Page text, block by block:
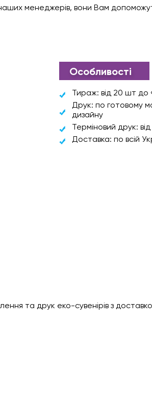
менеджерів, вони Вам
Особливості
Тираж: від 20 шт до
Друк: по готовому
дизайну
Терміновий друк: від
Доставка: по всій
та друк еко-сувенірів з